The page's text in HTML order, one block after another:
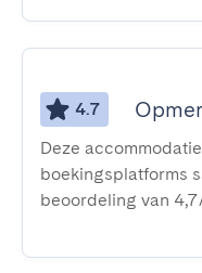
4.7
Deze
boekingsplatforms
beoordeling van